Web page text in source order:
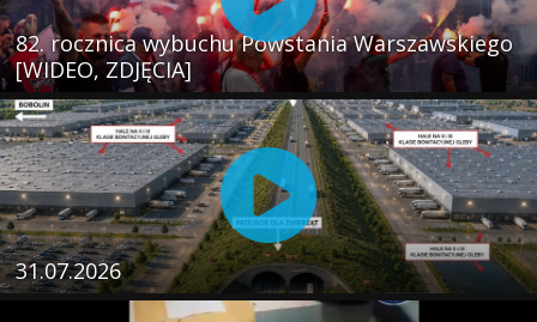
82. rocznica wybuchu Powstania Warszawskiego
[WIDEO, ZDJĘCIA]
31.07.2026